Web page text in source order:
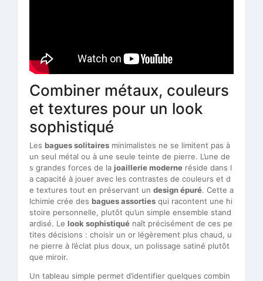
Combiner métaux, couleurs
et textures pour un look
sophistiqué
Les bagues solitaires minimalistes ne se limitent pas à
un seul métal ou à une seule teinte de pierre. L’une de
s grandes forces de la joaillerie moderne réside dans l
a capacité à jouer avec les contrastes de couleurs et d
e textures tout en préservant un design épuré. Cette a
lchimie crée des bagues assorties qui racontent une hi
stoire personnelle, plutôt qu’un simple ensemble stand
ardisé. Le look sophistiqué naît précisément de ces pe
tites décisions : choisir un or légèrement plus chaud, u
ne pierre à l’éclat plus doux, un polissage satiné plutôt
que miroir.
Un tableau simple permet d’identifier quelques combin